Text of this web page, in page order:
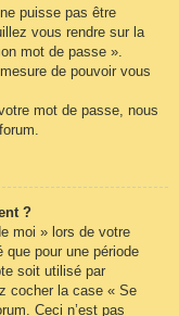
puisse pas être
vous rendre sur la
mot de passe ».
de pouvoir vous
mot de passe, nous
?
moi » lors de votre
pour une période
soit utilisé par
cocher la case « Se
Ceci n’est pas